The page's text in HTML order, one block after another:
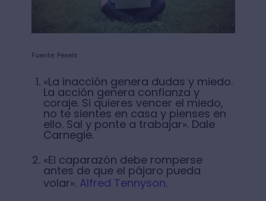
Fuente: Pexels
«La inacción genera dudas y miedo.
La acción genera confianza y
coraje. Si quieres vencer el miedo,
no te sientes en casa y pienses en
ello. Sal y ponte a trabajar». Dale
Carnegie.
«El caparazón debe romperse
antes de que el pájaro pueda
volar». Alfred Tennyson.